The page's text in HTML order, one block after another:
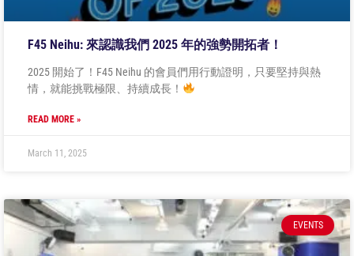
F45 Neihu: 來認識我們 2025 年的強勢開拓者！
2025 開始了！F45 Neihu 的會員們用行動證明，只要堅持與熱
情，就能挑戰極限、持續成長！
READ MORE »
March 11, 2025
EVENTS